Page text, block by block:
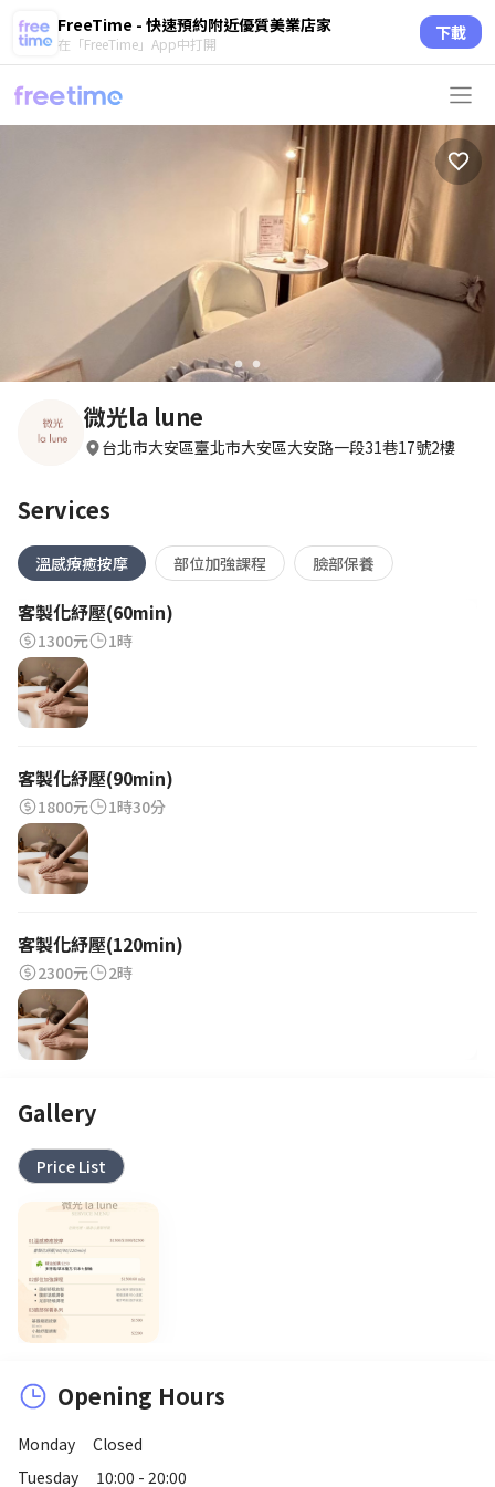
FreeTime - 快速預約附近優質美業店家
在「FreeTime」App中打開 下載
circle circle
微光la lune
台北市大安區臺北市大安區大安路一段31巷17號2樓
Services
溫感療癒按摩 部位加強課程 臉部保養
客製化紓壓(60min)
1300元 1時
客製化紓壓(90min)
1800元 1時30分
客製化紓壓(120min)
2300元 2時
Gallery
Price List
Opening Hours
Monday
Closed
Tuesday
10:00 - 20:00